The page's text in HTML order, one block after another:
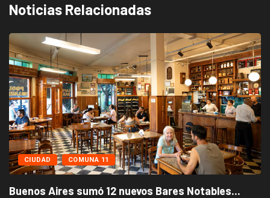
Noticias Relacionadas
CIUDAD COMUNA 11
Buenos Aires sumó 12 nuevos Bares Notables...